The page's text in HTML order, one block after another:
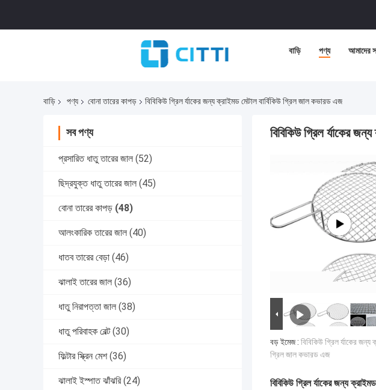
বাড়ি পণ্য আমাদের
বাড়ি পণ্য বোনা তারের কাপড় বিবিকিউ গ্রিল র্যাকের জন্য ক্রাইমড মেটাল বার্বিকিউ গ্রিল জাল কভারড এজ
সব পণ্য
প্রসারিত ধাতু তারের জাল (52)
ছিদ্রযুক্ত ধাতু তারের জাল (45)
বোনা তারের কাপড় (48)
আলংকারিক তারের জাল (40)
ধাতব তারের বেড়া (46)
ঝালাই তারের জাল (36)
ধাতু নিরাপত্তা জাল (38)
ধাতু পরিবাহক বেল্ট (30)
ফিল্টার স্ক্রিন মেশ (36)
ঝালাই ইস্পাত ঝাঁঝরি (24)
বিবিকিউ গ্রিল র্যাকের
বড় ইমেজ : বিবিকিউ গ্রিল র্যাকের জন্য
গ্রিল জাল কভারড এজ
বিবিকিউ গ্রিল র্যাকের জন্য